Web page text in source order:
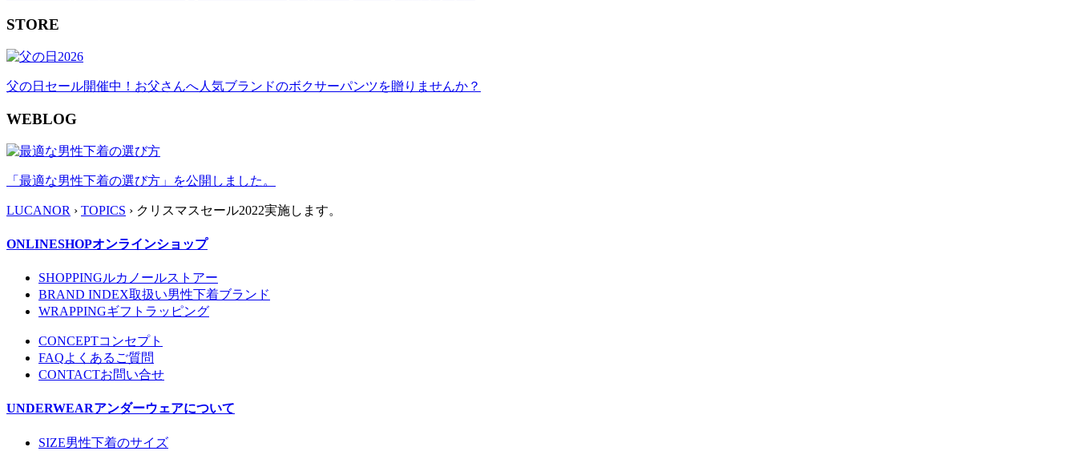
STORE
父の日セール開催中！お父さんへ人気ブランドのボクサーパンツを贈りませんか？
WEBLOG
「最適な男性下着の選び方」を公開しました。
LUCANOR › TOPICS › クリスマスセール2022実施します。
ONLINESHOPオンラインショップ
SHOPPINGルカノールストアー
BRAND INDEX取扱い男性下着ブランド
WRAPPINGギフトラッピング
CONCEPTコンセプト
FAQよくあるご質問
CONTACTお問い合せ
UNDERWEARアンダーウェアについて
SIZE男性下着のサイズ